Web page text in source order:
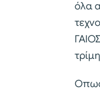
όλα
Οπως